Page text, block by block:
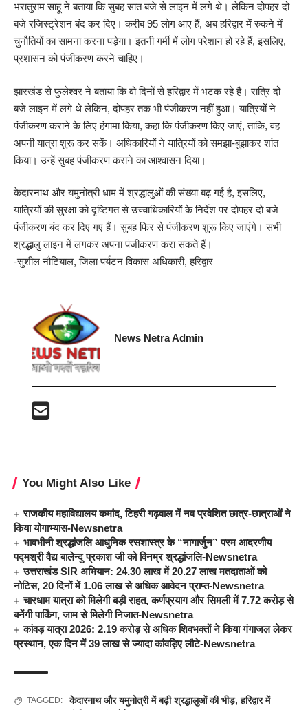
भरातुराम साहू ने बताया कि सुबह सात बजे से लाइन में लगे थे। लेकिन दोपहर दो
बजे रजिस्ट्रेशन बंद कर दिए। करीब 95 लोग आए हैं, अब हरिद्वार में रुकने में
चुनौतियों का सामना करना पड़ेगा। इतनी गर्मी में लोग परेशान हो रहे हैं, इसलिए,
प्रशासन को पंजीकरण करने चाहिए।
झारखंड से फुलेश्वर ने बताया कि वो दिनों से हरिद्वार में भटक रहे हैं। रात्रि दो
बजे लाइन में लगे थे लेकिन, दोपहर तक भी पंजीकरण नहीं हुआ। यात्रियों ने
पंजीकरण कराने के लिए हंगामा किया, कहा कि पंजीकरण किए जाएं, ताकि, वह
अपनी यात्रा शुरू कर सकें। अधिकारियों ने यात्रियों को समझा-बुझाकर शांत
किया। उन्हें सुबह पंजीकरण कराने का आश्वासन दिया।
केदारनाथ और यमुनोत्री धाम में श्रद्धालुओं की संख्या बढ़ गई है, इसलिए,
यात्रियों की सुरक्षा को दृष्टिगत से उच्चाधिकारियों के निर्देश पर दोपहर दो बजे
पंजीकरण बंद कर दिए गए हैं। सुबह फिर से पंजीकरण शुरू किए जाएंगे। सभी
श्रद्धालु लाइन में लगकर अपना पंजीकरण करा सकते हैं।
-सुशील नौटियाल, जिला पर्यटन विकास अधिकारी, हरिद्वार
News Netra Admin
You Might Also Like
राजकीय महाविद्यालय कमांद, टिहरी गढ़वाल में नव प्रवेशित छात्र-छात्राओं ने
किया योगाभ्यास-Newsnetra
भावभीनी श्रद्धांजलि आधुनिक रसशास्त्र के “नागार्जुन” परम आदरणीय
पद्मश्री वैद्य बालेन्दु प्रकाश जी को विनम्र श्रद्धांजलि-Newsnetra
उत्तराखंड SIR अभियान: 24.30 लाख में 20.27 लाख मतदाताओं को
नोटिस, 20 दिनों में 1.06 लाख से अधिक आवेदन प्राप्त-Newsnetra
चारधाम यात्रा को मिलेगी बड़ी राहत, कर्णप्रयाग और सिमली में 7.72 करोड़ से
बनेंगी पार्किंग, जाम से मिलेगी निजात-Newsnetra
कांवड़ यात्रा 2026: 2.19 करोड़ से अधिक शिवभक्तों ने किया गंगाजल लेकर
प्रस्थान, एक दिन में 39 लाख से ज्यादा कांवड़िए लौटे-Newsnetra
TAGGED: केदारनाथ और यमुनोत्री में बढ़ी श्रद्धालुओं की भीड़,हरिद्वार में